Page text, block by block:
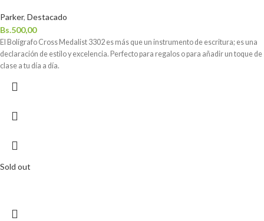
Parker, Destacado
Bs.500,00
El Bolígrafo Cross Medalist 3302 es más que un instrumento de escritura; es una
declaración de estilo y excelencia. Perfecto para regalos o para añadir un toque de
clase a tu día a día.
Sold out